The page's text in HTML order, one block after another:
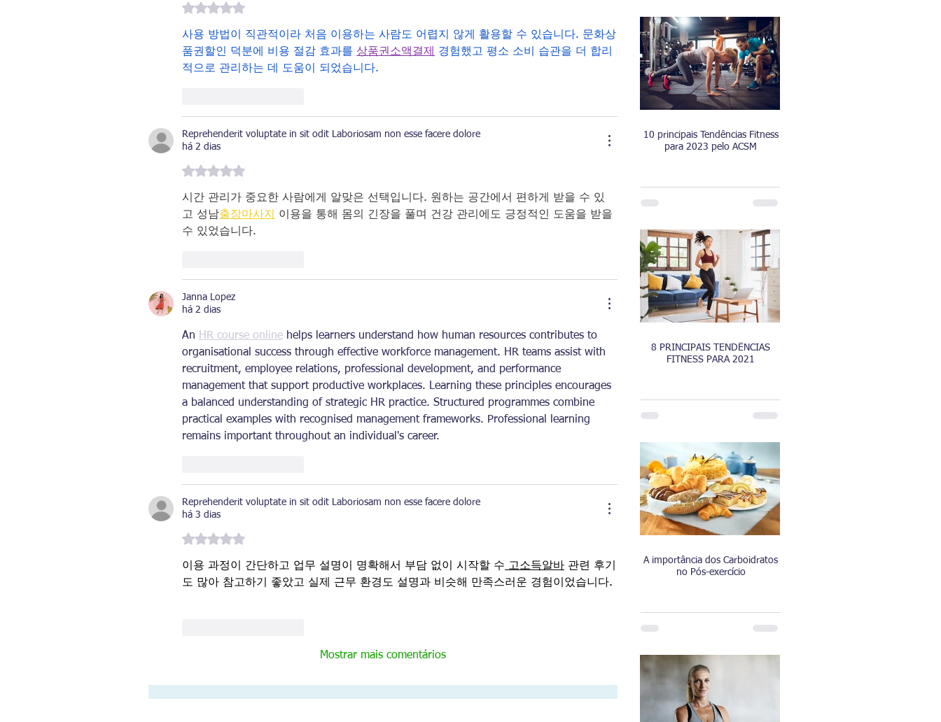
Avaliado com 5 de 5 estrelas.
사용 방법이 직관적이라 처음 이용하는 사람도 어렵지 않게 활용할 수 있습니다. 문화상
품권할인 덕분에 비용 절감 효과를 상품권소액결제
경험했고 평소 소비 습관을 더 합리
적으로 관리하는 데 도움이 되었습니다.
Reprehenderit voluptate in sit odit Laboriosam non esse facere dolore
há 2 dias
Avaliado com 5 de 5 estrelas.
시간 관리가 중요한 사람에게 알맞은 선택입니다. 원하는 공간에서 편하게 받을 수 있
고 성남출장마사지
이용을 통해 몸의 긴장을 풀며 건강 관리에도 긍정적인 도움을 받을
수 있었습니다.
Janna Lopez
há 2 dias
An HR course online helps learners understand how human resources contributes to
organisational success through effective workforce management. HR teams assist with
recruitment, employee relations, professional development, and performance
management that support productive workplaces. Learning these principles encourages
a balanced understanding of strategic HR practice. Structured programmes combine
practical examples with recognised management frameworks. Professional learning
remains important throughout an individual's career.
Reprehenderit voluptate in sit odit Laboriosam non esse facere dolore
há 3 dias
Avaliado com 5 de 5 estrelas.
이용 과정이 간단하고 업무 설명이 명확해서 부담 없이 시작할 수 고소득알바 관련 후기
도 많아 참고하기 좋았고 실제 근무 환경도 설명과 비슷해 만족스러운 경험이었습니다.
Mostrar mais comentários
10 principais Tendências Fitness
para 2023 pelo ACSM
8 PRINCIPAIS TENDÊNCIAS
FITNESS PARA 2021
A importância dos Carboidratos
no Pós-exercício